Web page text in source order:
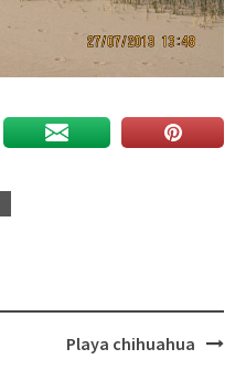
Playa chihuahua